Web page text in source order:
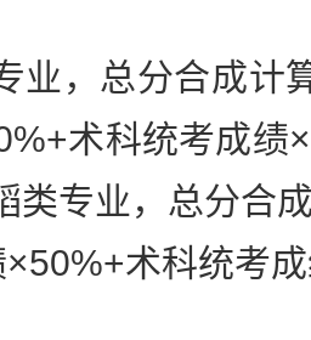
，总分合成计
术科统考成绩
类专业，总分合
术科统考